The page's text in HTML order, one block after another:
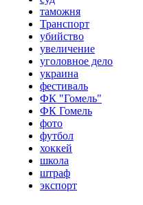
таможня
Транспорт
убийство
увеличение
уголовное дело
украина
фестиваль
ФК "Гомель"
ФК Гомель
фото
футбол
хоккей
школа
штраф
экспорт